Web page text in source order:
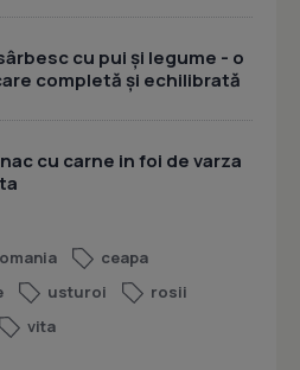
cu pui și legume - o
completă și echilibrată
cu carne in foi de varza
ceapa
usturoi
rosii
vita